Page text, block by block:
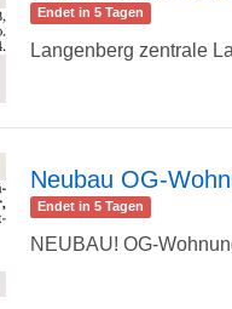
Detailseite
Endet in 5 Tagen
Langenberg zentrale
zur
Neubau OG-
Endet in 5 Tagen
NEUBAU! OG-